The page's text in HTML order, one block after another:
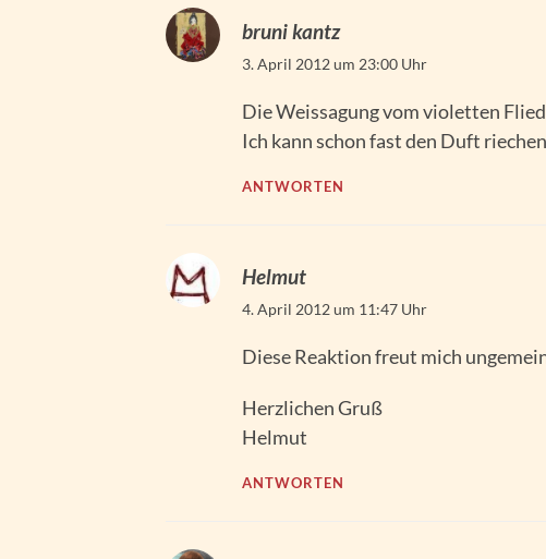
bruni kantz
3. April 2012 um 23:00 Uhr
Die Weissagung vom violetten
Ich kann schon fast den Duft
ANTWORTEN
Helmut
4. April 2012 um 11:47 Uhr
Diese Reaktion freut mich
Herzlichen Gruß
Helmut
ANTWORTEN